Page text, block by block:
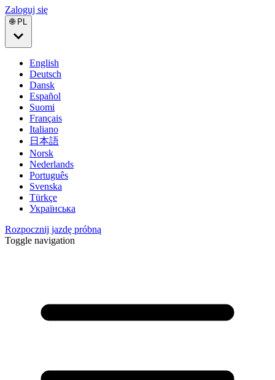
Zaloguj się
🌐 PL
English
Deutsch
Dansk
Español
Suomi
Français
Italiano
日本語
Norsk
Nederlands
Português
Svenska
Türkçe
Українська
Rozpocznij jazdę próbną
Toggle navigation